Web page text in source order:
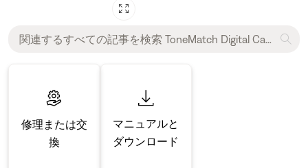
修理または交
換
マニュアルと
ダウンロード